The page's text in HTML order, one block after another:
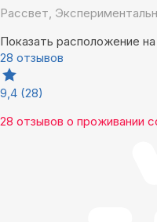
Рассвет,
Показать расположение
28 отзывов
9,4 (28)
28 отзывов о проживании